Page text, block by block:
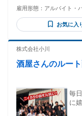
雇用形態： アルバイト・
お気に入
株式会社小川
酒屋さんのルー
毎
に